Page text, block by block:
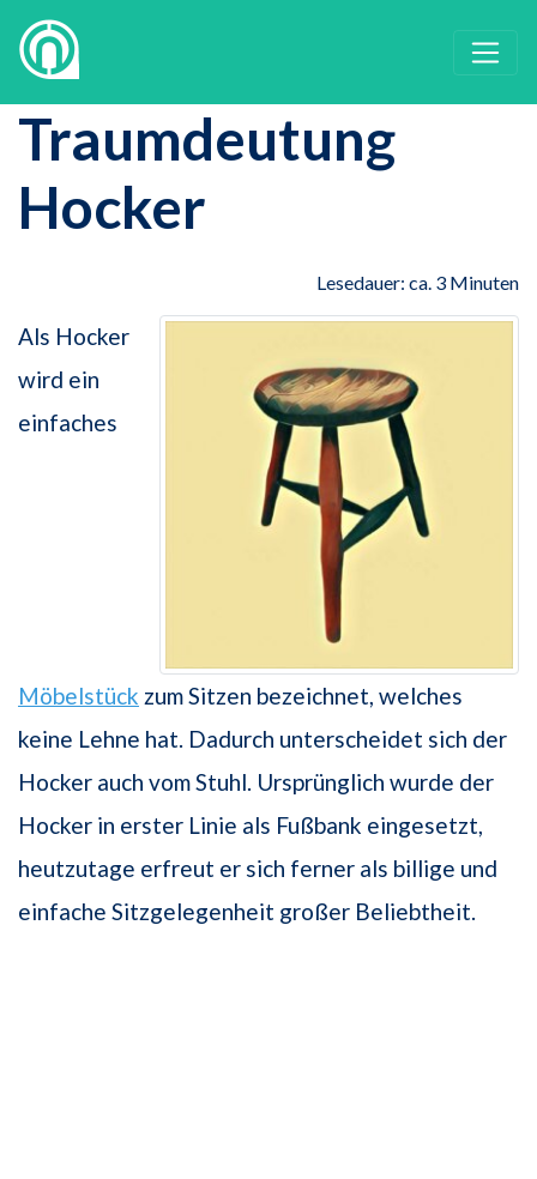
Traumdeutung
Hocker
Lesedauer: ca. 3 Minuten
Als Hocker
wird ein
einfaches
Möbelstück zum Sitzen bezeichnet, welches
keine Lehne hat. Dadurch unterscheidet sich der
Hocker auch vom Stuhl. Ursprünglich wurde der
Hocker in erster Linie als Fußbank eingesetzt,
heutzutage erfreut er sich ferner als billige und
einfache Sitzgelegenheit großer Beliebtheit.